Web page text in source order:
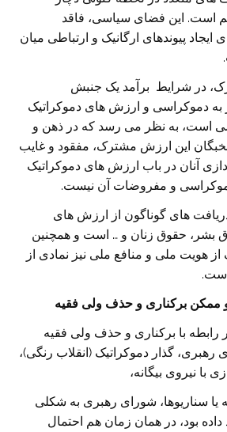
است. این فضای سیاسی، فاقد
پیوندهای ارگانیک و ارتباطی میان
در شرایط برآمد یک جنبش
به دموکراسی و ارزش های دموکراتیک
است، به نظر می رسد که در ذهن و
این ارزش مشترک، مفقود و غایب
آنان در باب ارزش های دموکراتیک
دموکراسی و مفروضات آن نیست.
های گوناگون از ارزش های
بشر، حقوق زنان و … است و همچنین
هویت ملی و منافع ملی نیز نمادی از
ممکن برکناری و حذف ولی فقیه
رابطه با برکناری و حذف ولی فقیه
رهبری، گذار دموکراتیک (انقلاب رنگی)،
با نیروی بیگانه،
یا سناریوها، شورای رهبری به شکلی
بود، در همان زمان هم احتمال